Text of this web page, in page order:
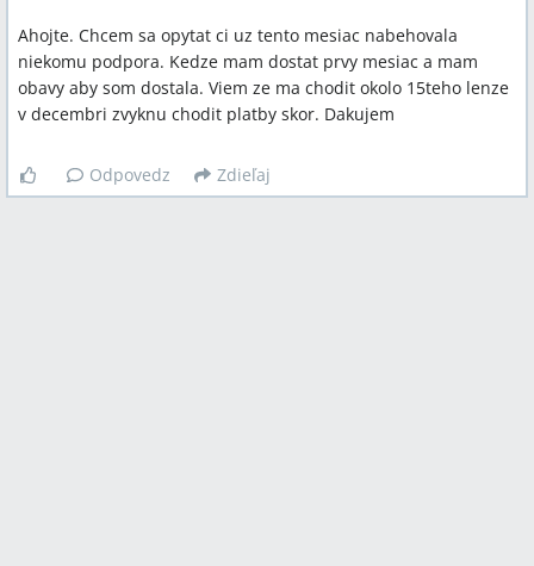
Ahojte. Chcem sa opytat ci uz tento mesiac nabehovala
niekomu podpora. Kedze mam dostat prvy mesiac a mam
obavy aby som dostala. Viem ze ma chodit okolo 15teho lenze
v decembri zvyknu chodit platby skor. Dakujem
Odpovedz Zdieľaj